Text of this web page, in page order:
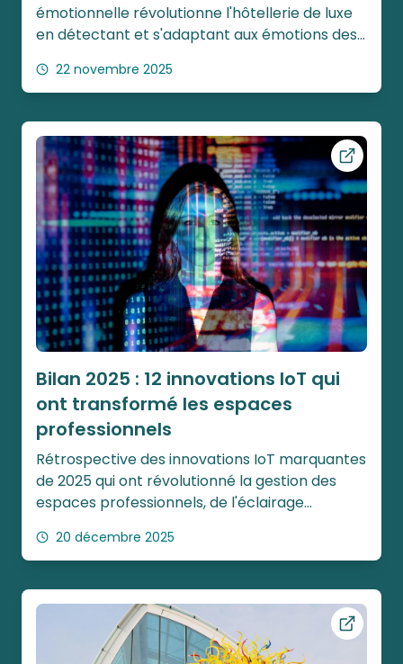
émotionnelle révolutionne l'hôtellerie de luxe
en détectant et s'adaptant aux émotions des
personnalisées et des moments inoubliables.
22 novembre 2025
Ouvrir
Bilan 2025 : 12 innovations IoT qui
ont transformé les espaces
professionnels
Rétrospective des innovations IoT marquantes
de 2025 qui ont révolutionné la gestion des
espaces professionnels, de l'éclairage
d'une année de transformation technologique.
20 décembre 2025
Ouvrir